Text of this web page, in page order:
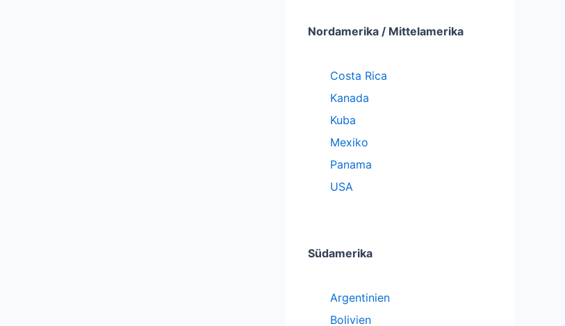
Nordamerika / Mittelamerika
Costa Rica
Kanada
Kuba
Mexiko
Panama
USA
Südamerika
Argentinien
Bolivien